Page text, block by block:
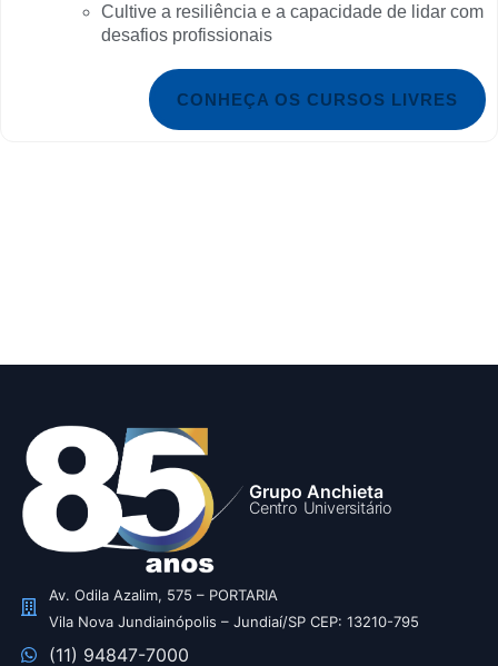
Cultive a resiliência e a capacidade de lidar com
desafios profissionais
CONHEÇA OS CURSOS LIVRES
Grupo Anchieta
Centro Universitário
Av. Odila Azalim, 575 – PORTARIA
Vila Nova Jundiainópolis – Jundiaí/SP CEP: 13210-795
(11) 94847-7000